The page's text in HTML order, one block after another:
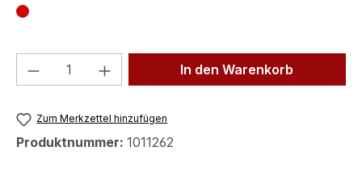
Produkt Anzahl: Gib denIn den Warenkorb
Zum Merkzettel hinzufügen
Produktnummer: 1011262